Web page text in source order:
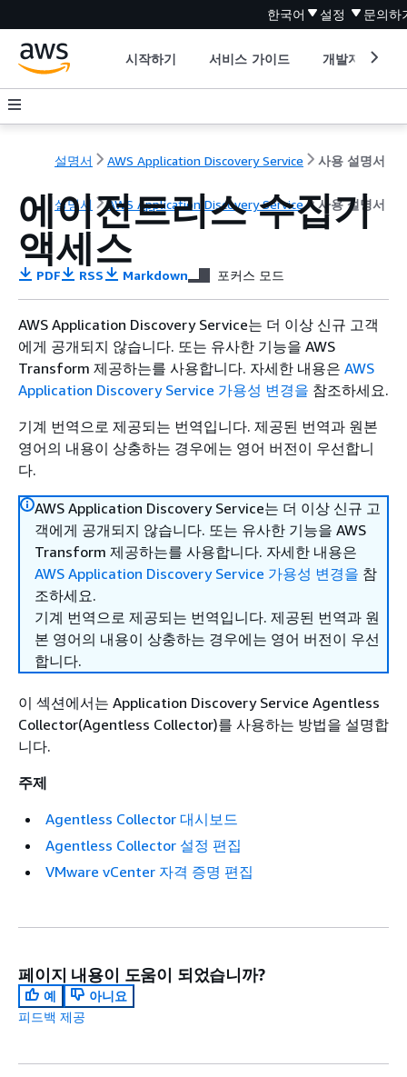
한국어 설정 문의하
시작하기 서비스 가이드 개발자 도구
설명서 AWS Application Discovery Service 사용 설명서
설명서 AWS Application Discovery Service 사용 설명서
에이전트리스 수집기
액세스
PDF RSS Markdown 포커스 모드
AWS Application Discovery Service는 더 이상 신규 고객
에게 공개되지 않습니다. 또는 유사한 기능을 AWS
Transform 제공하는를 사용합니다. 자세한 내용은 AWS
Application Discovery Service 가용성 변경을 참조하세요.
기계 번역으로 제공되는 번역입니다. 제공된 번역과 원본
영어의 내용이 상충하는 경우에는 영어 버전이 우선합니
다.
AWS Application Discovery Service는 더 이상 신규 고
객에게 공개되지 않습니다. 또는 유사한 기능을 AWS
Transform 제공하는를 사용합니다. 자세한 내용은
AWS Application Discovery Service 가용성 변경을 참
조하세요.
기계 번역으로 제공되는 번역입니다. 제공된 번역과 원
본 영어의 내용이 상충하는 경우에는 영어 버전이 우선
합니다.
이 섹션에서는 Application Discovery Service Agentless
Collector(Agentless Collector)를 사용하는 방법을 설명합
니다.
주제
Agentless Collector 대시보드
Agentless Collector 설정 편집
VMware vCenter 자격 증명 편집
페이지 내용이 도움이 되었습니까?
예
아니요
피드백 제공